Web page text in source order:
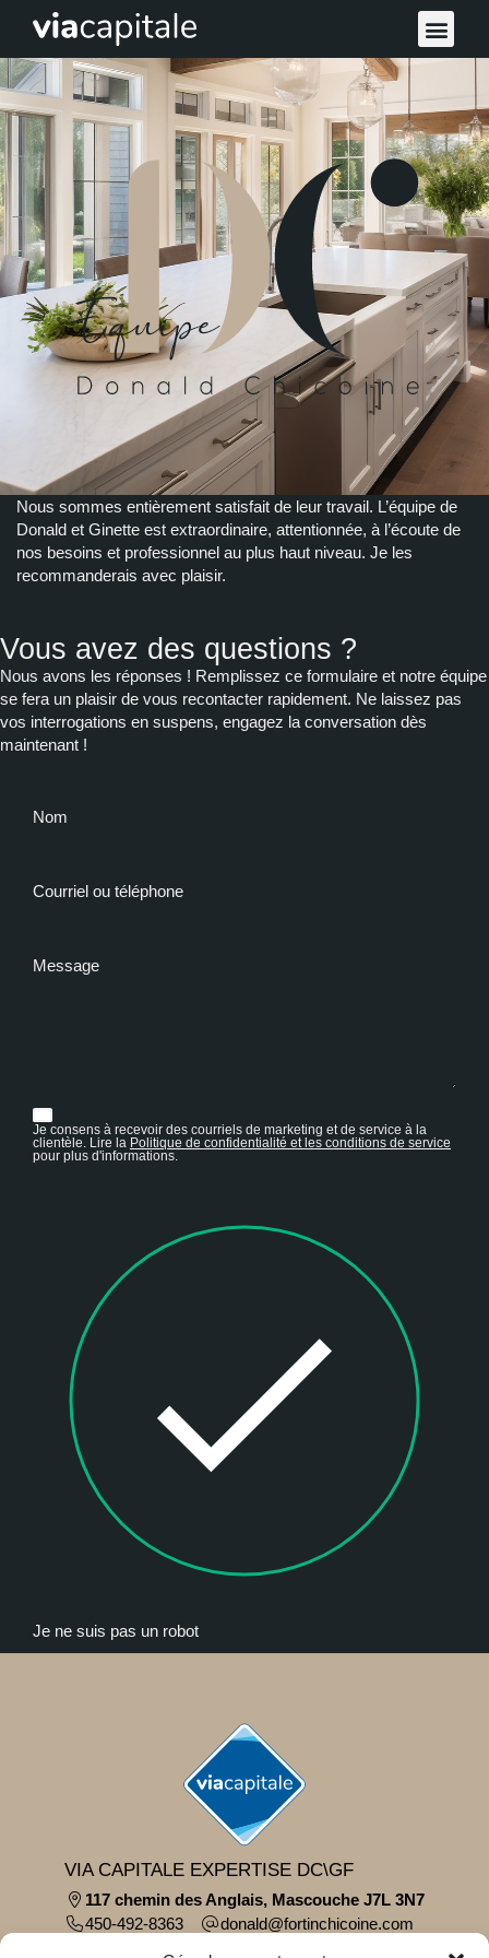
Nous sommes entièrement satisfait de leur travail. L’équipe de
Donald et Ginette est extraordinaire, attentionnée, à l’écoute de
nos besoins et professionnel au plus haut niveau. Je les
recommanderais avec plaisir.
Vous avez des questions ?
Nous avons les réponses ! Remplissez ce formulaire et notre équipe
se fera un plaisir de vous recontacter rapidement. Ne laissez pas
vos interrogations en suspens, engagez la conversation dès
maintenant !
Nom
Courriel ou téléphone
Message
Je consens à recevoir des courriels de marketing et de service à la
clientèle. Lire la Politique de confidentialité et les conditions de service
pour plus d'informations.
Je ne suis pas un robot
VIA CAPITALE EXPERTISE DC\GF
117 chemin des Anglais, Mascouche J7L 3N7
450-492-8363
moc.eniocihcnitrof@dlanod